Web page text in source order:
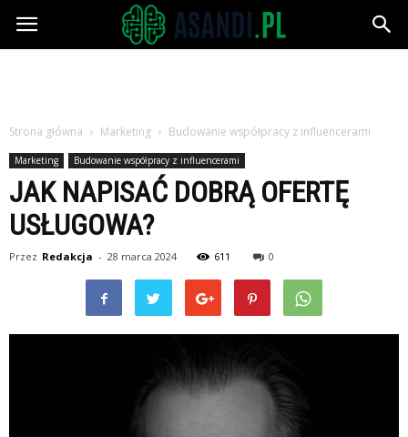
Asandi.pl
Strona główna Marketing Budowanie współpracy z influencerami
Marketing Budowanie współpracy z influencerami
JAK NAPISAĆ DOBRĄ OFERTĘ
USŁUGOWA?
Przez Redakcja - 28 marca 2024 611 0